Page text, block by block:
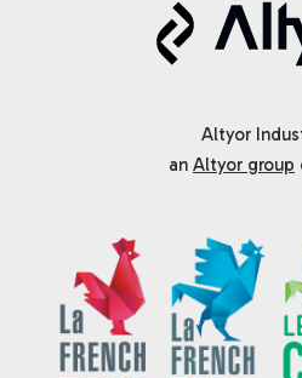
Altyor
an Altyor group